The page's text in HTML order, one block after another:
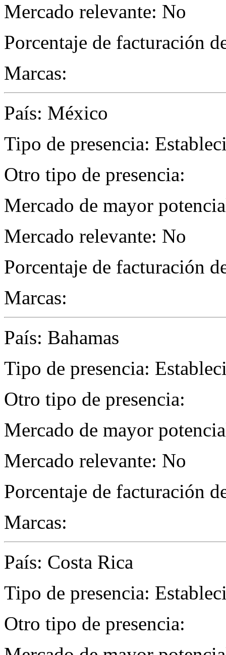
Mercado relevante: No
Porcentaje de facturación
Marcas:
País: México
Tipo de presencia:
Otro tipo de presencia:
Mercado de mayor
Mercado relevante: No
Porcentaje de facturación
Marcas:
País: Bahamas
Tipo de presencia:
Otro tipo de presencia:
Mercado de mayor
Mercado relevante: No
Porcentaje de facturación
Marcas:
País: Costa Rica
Tipo de presencia:
Otro tipo de presencia: